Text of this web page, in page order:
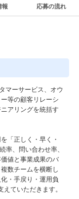
報 応募の流れ
マーサービス、オウ
等の顧客リレーシ
アリングを統括す
「正しく・早く・
率、問い合わせ率、
値と事業成果のバ
数チームを横断し
・手戻り・運用負
ていただきます。